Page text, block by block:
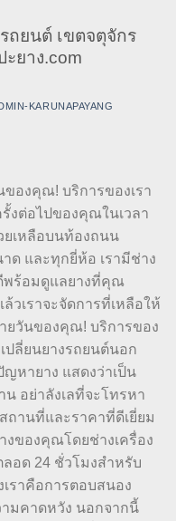
ถยนต์ เขตจตุจักร
ยาง.com
KARUNAPAYANG
องคุณ! บริการของเรา
งต่อไปของคุณในเวลา
ยเหลือบนท้องถนน
ด และทุกยี่ห้อ เรามีช่าง
พร้อมดูแลยางที่คุณ
วเราจะจัดการที่เหลือให้
ยวันของคุณ! บริการของ
ปลี่ยนยางรถยนต์นอก
หายาง แสดงว่าเป็น
น อย่าลังเลที่จะโทรหา
ถานที่และราคาที่ดีเยี่ยม
ของคุณโดยช่างเครื่อง
ลอด 24 ชั่วโมงสำหรับ
ราคือการตอบสนอง
มคาดหวัง นอกจากนี้